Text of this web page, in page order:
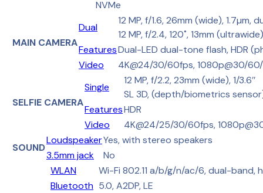
NVMe
MAIN CAMERA
Dual
12 MP, f/1.6, 26mm (wide), 1.7µm,
12 MP, f/2.4, 120˚, 13mm (ultrawide)
FeaturesDual-LED dual-tone flash, HDR
Video
4K@24/30/60fps, 1080p@30/
SELFIE CAMERA
Single
12 MP, f/2.2, 23mm (wide), 1/3.6″
SL 3D, (depth/biometrics
FeaturesHDR
Video
4K@24/25/30/60fps,
SOUND
LoudspeakerYes, with stereo speakers
3.5mm jack
No
WLAN
Wi-Fi 802.11 a/b/g/n/ac/6, dual-band,
Bluetooth 5.0, A2DP, LE